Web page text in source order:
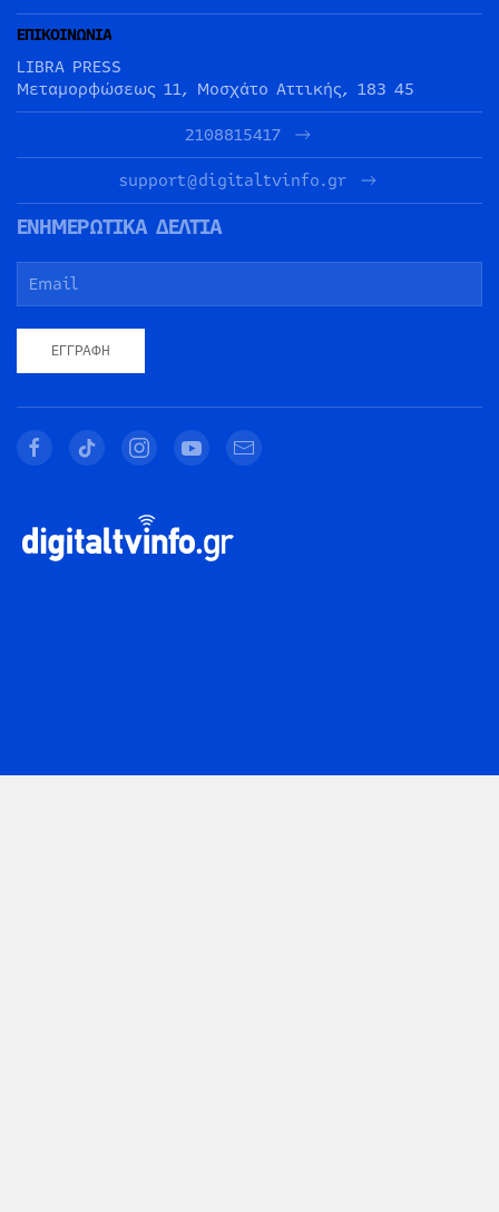
ΕΠΙΚΟΙΝΩΝΙΑ
LIBRA PRESS
Μεταμορφώσεως 11, Μοσχάτο Αττικής, 183 45
2108815417
support@digitaltvinfo.gr
ΕΝΗΜΕΡΩΤΙΚΑ ΔΕΛΤΙΑ
ΕΓΓΡΑΦΉ